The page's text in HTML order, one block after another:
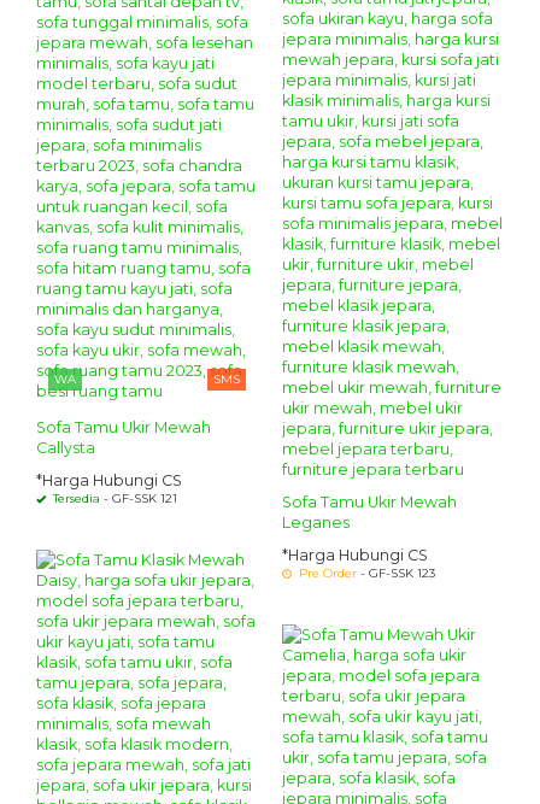
Sofa Tamu Ukir Mewah
Leganes
*Harga Hubungi CS
Pre Order - GF-SSK 123
WA SMS
Sofa Tamu Ukir Mewah
Callysta
*Harga Hubungi CS
Tersedia - GF-SSK 121